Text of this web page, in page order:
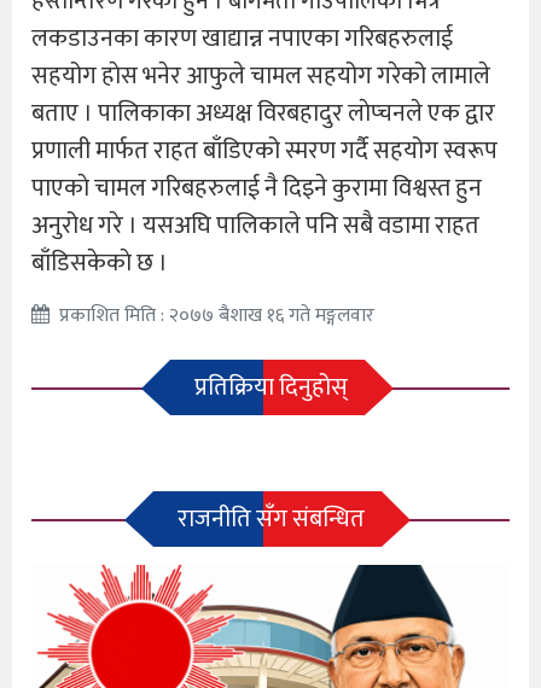
लकडाउनका कारण खाद्यान्न नपाएका गरिबहरुलाई
सहयोग हाेस भनेर आफुले चामल सहयोग गरेको लामाले
बताए । पालिकाका अध्यक्ष विरबहादुर लाेप्चनले एक द्वार
प्रणाली मार्फत राहत बाँडिएको स्मरण गर्दै सहयोग स्वरूप
पाएकाे चामल गरिबहरुलाई नै दिइने कुरामा विश्वस्त हुन
अनुरोध गरे । यसअघि पालिकाले पनि सबै वडामा राहत
बाँडिसकेकाे छ ।
प्रकाशित मिति : २०७७ बैशाख १६ गते मङ्गलवार
प्रतिक्रिया दिनुहोस्
राजनीति सँग संबन्धित